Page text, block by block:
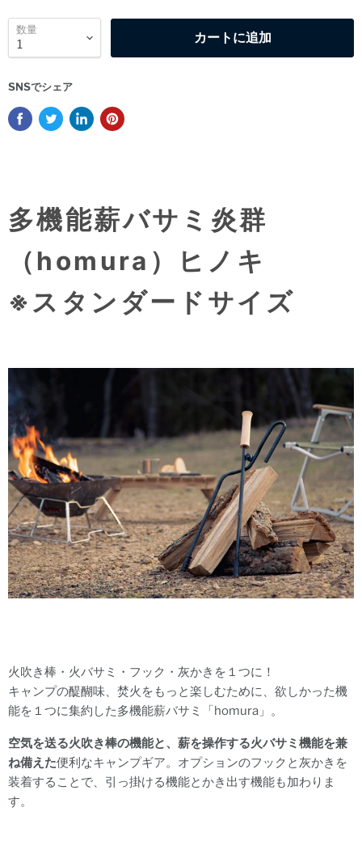
数量
カートに追加
SNSでシェア
多機能薪バサミ炎群
（homura）ヒノキ
※スタンダードサイズ
火吹き棒・火バサミ・フック・灰かきを１つに！
キャンプの醍醐味、焚火をもっと楽しむために、欲しかった機
能を１つに集約した多機能薪バサミ「homura」。
空気を送る火吹き棒の機能と、薪を操作する火バサミ機能を兼
ね備えた便利なキャンプギア。オプションのフックと灰かきを
装着することで、引っ掛ける機能とかき出す機能も加わりま
す。